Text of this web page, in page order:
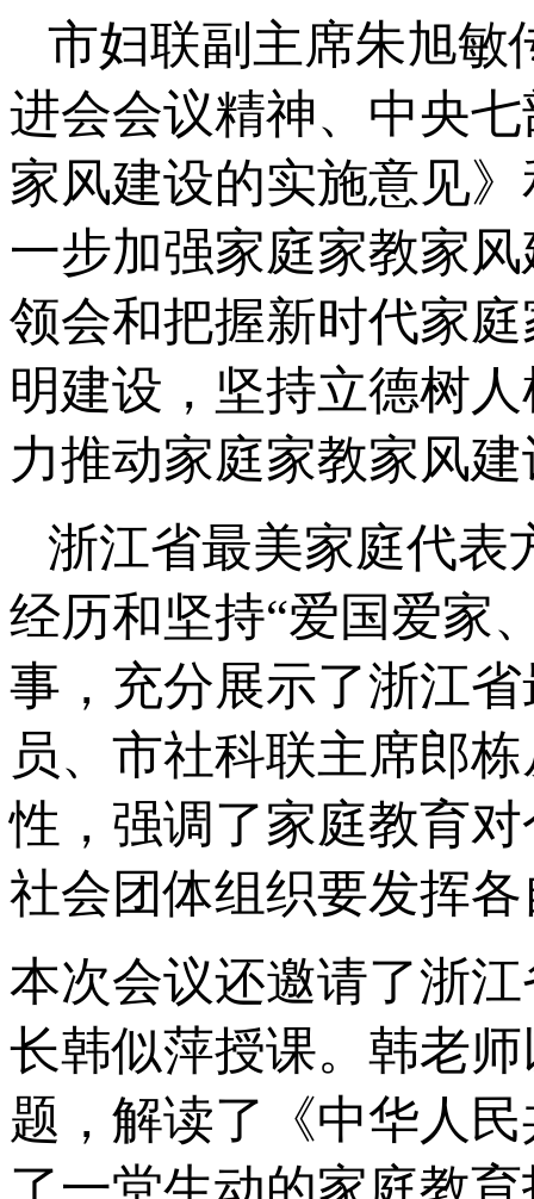
市妇联副主席朱旭敏
进会会议精神、中央
家风建设的实施意见
一步加强家庭家教家
领会和把握新时代家
明建设，坚持立德树
力推动家庭家教家风
浙江省最美家庭代表
经历和坚持“爱国爱家
事，充分展示了浙江
员、市社科联主席郎
性，强调了家庭教育
社会团体组织要发挥
本次会议还邀请了浙
长韩似萍授课。韩老
题，解读了《中华人